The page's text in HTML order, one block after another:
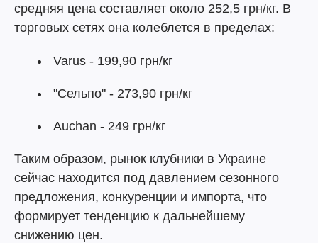
средняя цена составляет около 252,5 грн/кг. В
торговых сетях она колеблется в пределах:
Varus - 199,90 грн/кг
"Сельпо" - 273,90 грн/кг
Auchan - 249 грн/кг
Таким образом, рынок клубники в Украине
сейчас находится под давлением сезонного
предложения, конкуренции и импорта, что
формирует тенденцию к дальнейшему
снижению цен.